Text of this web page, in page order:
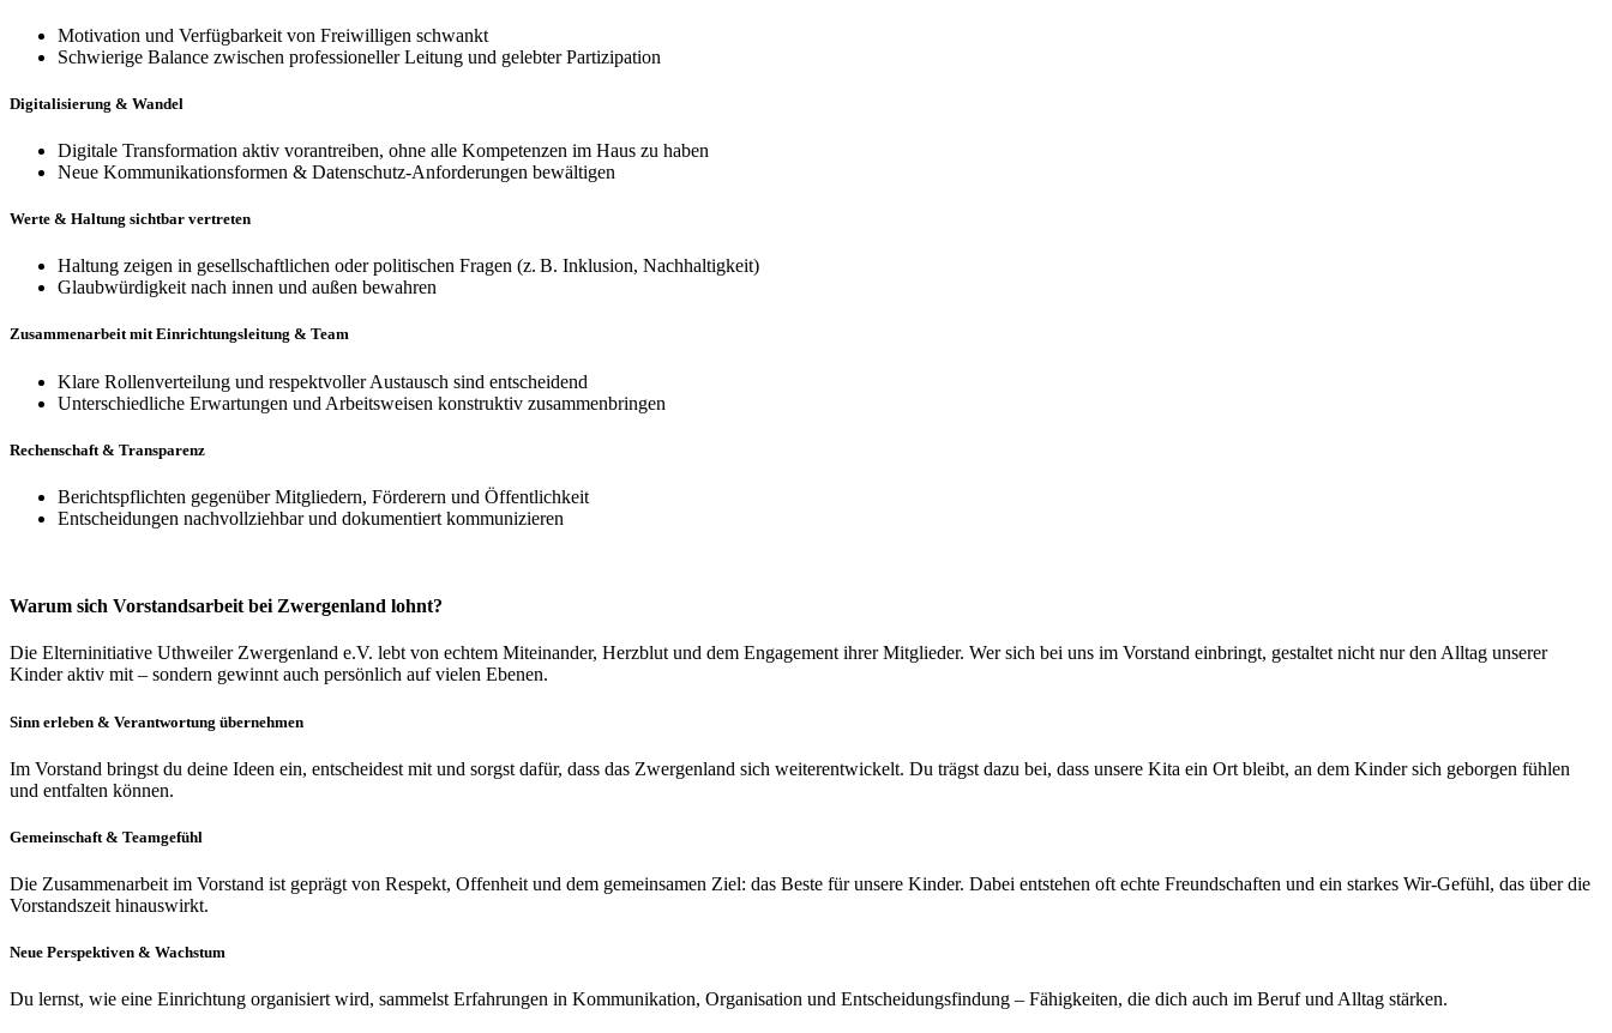
Motivation und Verfügbarkeit von Freiwilligen schwankt
Schwierige Balance zwischen professioneller Leitung und gelebter Partizipation
Digitalisierung & Wandel
Digitale Transformation aktiv vorantreiben, ohne alle Kompetenzen im Haus zu haben
Neue Kommunikationsformen & Datenschutz-Anforderungen bewältigen
Werte & Haltung sichtbar vertreten
Haltung zeigen in gesellschaftlichen oder politischen Fragen (z. B. Inklusion, Nachhaltigkeit)
Glaubwürdigkeit nach innen und außen bewahren
Zusammenarbeit mit Einrichtungsleitung & Team
Klare Rollenverteilung und respektvoller Austausch sind entscheidend
Unterschiedliche Erwartungen und Arbeitsweisen konstruktiv zusammenbringen
Rechenschaft & Transparenz
Berichtspflichten gegenüber Mitgliedern, Förderern und Öffentlichkeit
Entscheidungen nachvollziehbar und dokumentiert kommunizieren
Warum sich Vorstandsarbeit bei Zwergenland lohnt?
Die Elterninitiative Uthweiler Zwergenland e.V. lebt von echtem Miteinander, Herzblut und dem Engagement ihrer Mitglieder. Wer sich bei uns im Vorstand einbringt, gestaltet nicht nur den Alltag unserer
Kinder aktiv mit – sondern gewinnt auch persönlich auf vielen Ebenen.
Sinn erleben & Verantwortung übernehmen
Im Vorstand bringst du deine Ideen ein, entscheidest mit und sorgst dafür, dass das Zwergenland sich weiterentwickelt. Du trägst dazu bei, dass unsere Kita ein Ort bleibt, an dem Kinder sich geborgen fühlen
und entfalten können.
Gemeinschaft & Teamgefühl
Die Zusammenarbeit im Vorstand ist geprägt von Respekt, Offenheit und dem gemeinsamen Ziel: das Beste für unsere Kinder. Dabei entstehen oft echte Freundschaften und ein starkes Wir-Gefühl, das über die
Vorstandszeit hinauswirkt.
Neue Perspektiven & Wachstum
Du lernst, wie eine Einrichtung organisiert wird, sammelst Erfahrungen in Kommunikation, Organisation und Entscheidungsfindung – Fähigkeiten, die dich auch im Beruf und Alltag stärken.